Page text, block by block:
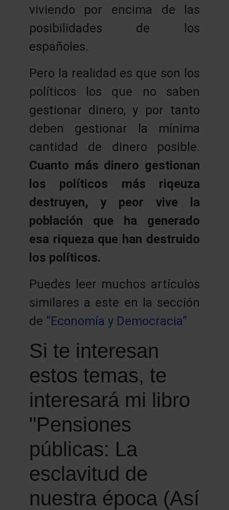
viviendo por encima de las
posibilidades de los
españoles.
Pero la realidad es que son los
políticos los que no saben
gestionar dinero, y por tanto
deben gestionar la mínima
cantidad de dinero posible.
Cuanto más dinero gestionan
los políticos más riqeuza
destruyen, y peor vive la
población que ha generado
esa riqueza que han destruido
los políticos.
Puedes leer muchos artículos
similares a este en la sección
de ”Economía y Democracia”
Si te interesan
estos temas, te
interesará mi libro
"Pensiones
públicas: La
esclavitud de
nuestra época (Así